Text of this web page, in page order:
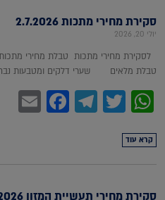
סקירת מחירי מתכות 2.7.2026
יולי 20, 2026
לסקירת מחירי מתכות טבלת מחירי
טבלת מלאים שערי דלקים ומטבעות
WhatsApp
Twitter
קרא עוד
סקירת מחירי תעשיית המזון 1.7.2026